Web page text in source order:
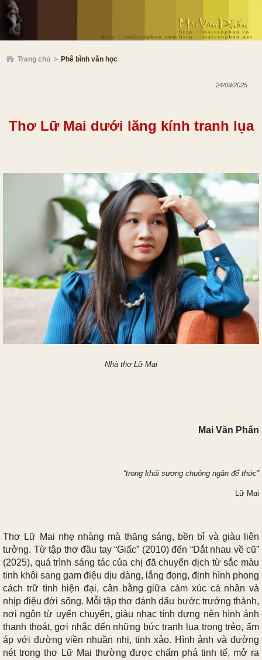
Trang chủ Phê bình văn học
24/09/2025
Thơ Lữ Mai dưới lăng kính tranh lụa
Nhà thơ Lữ Mai
Mai Văn Phấn
“trong khói sương chuông ngân để thức”
Lữ Mai
Thơ Lữ Mai nhẹ nhàng mà thăng sáng, bền bỉ và giàu liên
tưởng. Từ tập thơ đầu tay “Giấc” (2010) đến “Dắt nhau về cũ”
(2025), quá trình sáng tác của chị đã chuyển dịch từ sắc màu
tinh khôi sang gam điệu dịu dàng, lắng đọng, định hình phong
cách trữ tình hiện đại, cân bằng giữa cảm xúc cá nhân và
nhịp điệu đời sống. Mỗi tập thơ đánh dấu bước trưởng thành,
nơi ngôn từ uyển chuyển, giàu nhạc tính dựng nên hình ảnh
thanh thoát, gợi nhắc đến những bức tranh lụa trong trẻo, ấm
áp với đường viền nhuần nhị, tinh xảo. Hình ảnh và đường
nét trong thơ Lữ Mai thường được chấm phá tinh tế, mở ra